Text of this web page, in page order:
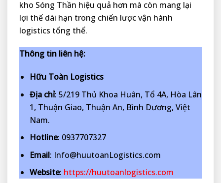
kho Sóng Thần hiệu quả hơn mà còn mang lại
lợi thế dài hạn trong chiến lược vận hành
logistics tổng thể.
Thông tin liên hệ:
Hữu Toàn Logistics
Địa chỉ: 5/219 Thủ Khoa Huân, Tổ 4A, Hòa Lân
1, Thuận Giao, Thuận An, Bình Dương, Việt
Nam.
Hotline: 0937707327
Email: Info@huutoanLogistics.com
Website: https://huutoanlogistics.com